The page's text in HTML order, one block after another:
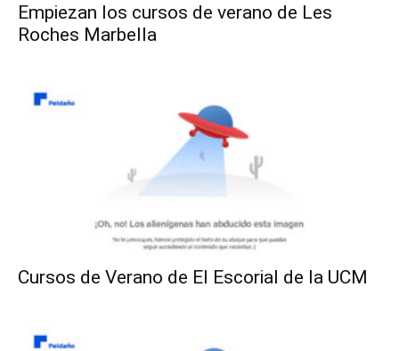
Empiezan los cursos de verano de Les
Roches Marbella
Cursos de Verano de El Escorial de la UCM